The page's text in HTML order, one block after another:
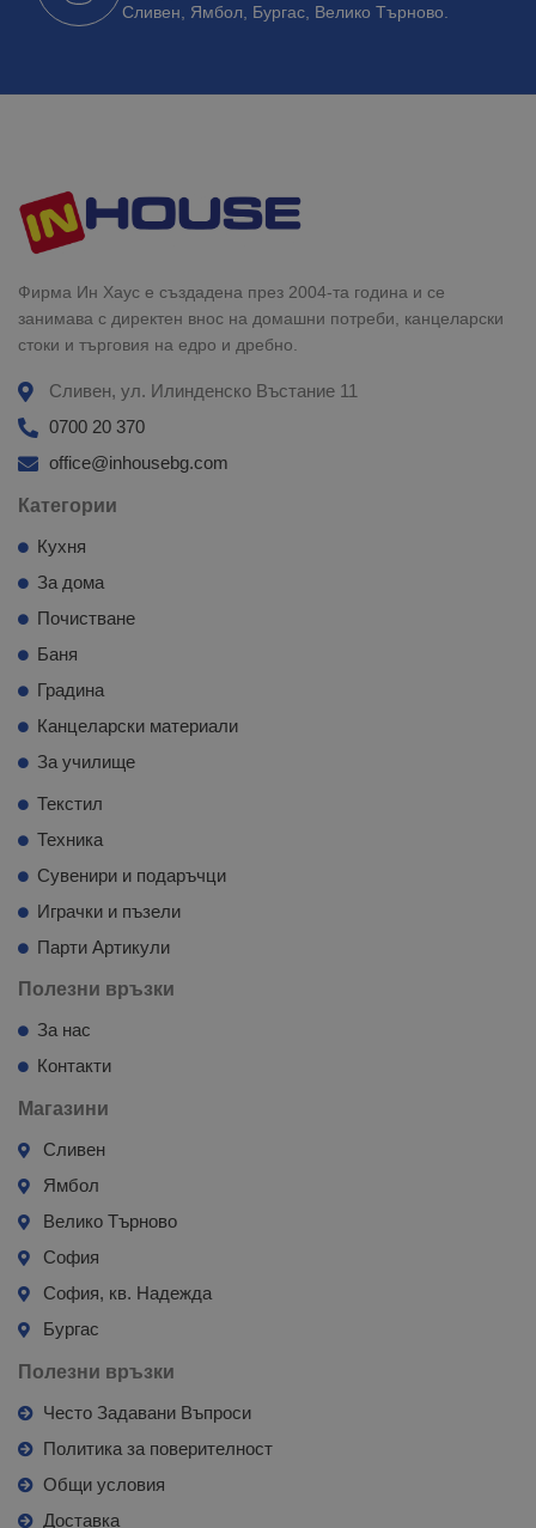
Сливен, Ямбол, Бургас, Велико Търново.
Фирма Ин Хаус е създадена през 2004-та година и се
занимава с директен внос на домашни потреби, канцеларски
стоки и търговия на едро и дребно.
Сливен, ул. Илинденско Въстание 11
0700 20 370
office@inhousebg.com
Категории
Кухня
За дома
Почистване
Баня
Градина
Канцеларски материали
За училище
Текстил
Техника
Сувенири и подаръчци
Играчки и пъзели
Парти Артикули
Полезни връзки
За нас
Контакти
Магазини
Сливен
Ямбол
Велико Търново
София
София, кв. Надежда
Бургас
Полезни връзки
Често Задавани Въпроси
Политика за поверителност
Общи условия
Доставка